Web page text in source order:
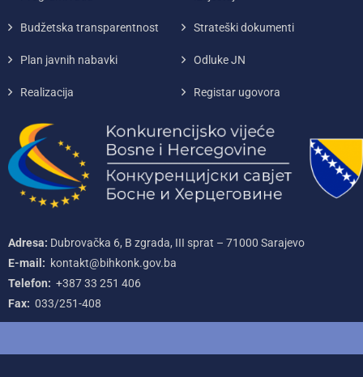
Budžetska transparentnost Strateški dokumenti
Plan javnih nabavki Odluke JN
Realizacija Registar ugovora
Adresa: Dubrovačka 6, B zgrada, III sprat – 71000‌ Sarajevo
E-mail: kontakt@bihkonk.gov.ba
Telefon: +387‌ 33‌ 251‌ 406
Fax: 033/251-408